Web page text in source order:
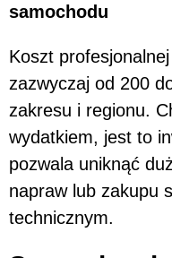
samochodu
Koszt
zazwyczaj od 200
zakresu i regionu.
wydatkiem, jest to
pozwala uniknąć
napraw lub zakupu
technicznym.